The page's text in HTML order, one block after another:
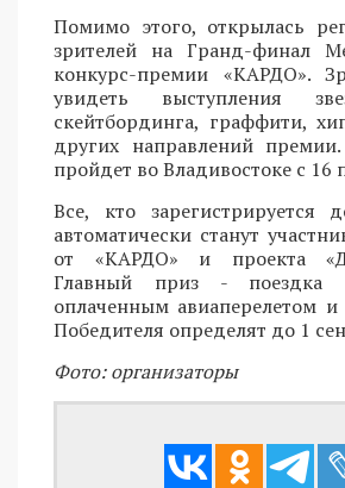
Помимо этого, открылась
зрителей на Гранд-финал
конкурс-премии «КАРДО».
увидеть выступления
скейтбординга, граффити,
других направлений
пройдет во Владивостоке с 16
Все, кто зарегистрируется
автоматически станут
от «КАРДО» и проекта
Главный приз -
оплаченным авиаперелетом
Победителя определят до 1
Фото: организаторы